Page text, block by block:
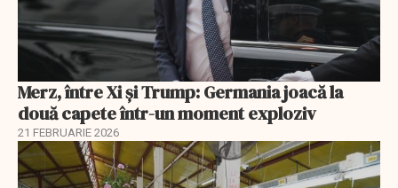
Merz, între Xi și Trump: Germania joacă la
două capete într-un moment exploziv
21 FEBRUARIE 2026